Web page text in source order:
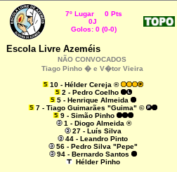
7º Lugar 0 Pts
0J
Golos: 0 (0-0)
Escola Livre Azeméis
NÃO CONVOCADOS
Tiago Pinho � e V�tor Vieira
10 - Hélder Cereja ®
2 - Pedro Coelho
5 - Henrique Almeida
7 - Tiago Guimarães "Guima" ©
9- Simão Pinho
1 - Diogo Almeida ®
27 - Luís Silva
44 - Leandro Pinto
56 - Pedro Silva "Pepe"
94 - Bernardo Santos
Hélder Pinho